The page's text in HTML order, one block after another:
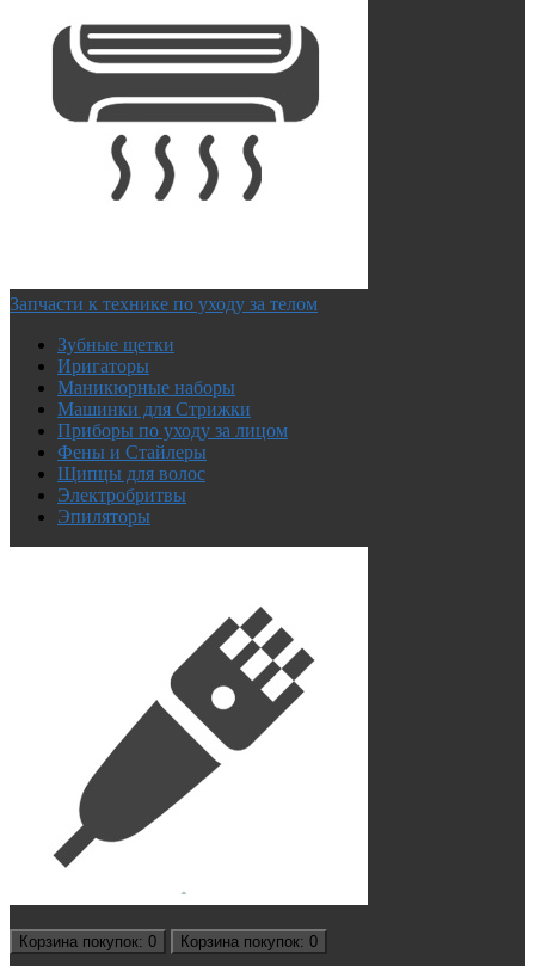
Запчасти к технике по уходу за телом
Зубные щетки
Иригаторы
Маникюрные наборы
Машинки для Стрижки
Приборы по уходу за лицом
Фены и Стайлеры
Щипцы для волос
Электробритвы
Эпиляторы
Корзина покупок: 0 Корзина покупок: 0